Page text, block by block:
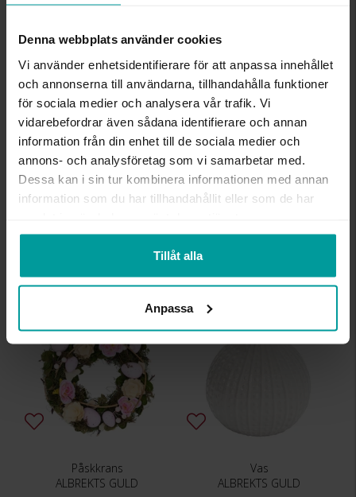
Denna webbplats använder cookies
Vi använder enhetsidentifierare för att anpassa innehållet
och annonserna till användarna, tillhandahålla funktioner
för sociala medier och analysera vår trafik. Vi
vidarebefordrar även sådana identifierare och annan
information från din enhet till de sociala medier och
annons- och analysföretag som vi samarbetar med.
Dessa kan i sin tur kombinera informationen med annan
information som du har tillhandahållit eller som de har
Tillåt alla
Anpassa
KÖP I BUTIK
Baby minnesbox Blå
KÖP I BUTIK
Påskkrans
Påskkrans
ALBREKTS GULD
REA
Vas
ALBREKTS GULD